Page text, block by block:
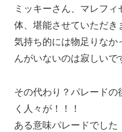
ミッキーさん、マレフ
体、堪能させていただき
気持ち的には物足りなか
んがいないのは寂しいで
その代わり？パレード
く人々が！！！
ある意味パレードでした